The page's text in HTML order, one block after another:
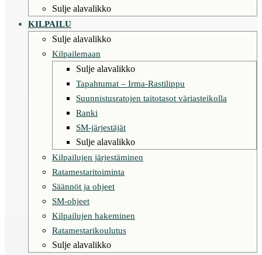
Sulje alavalikko
KILPAILU
Sulje alavalikko
Kilpailemaan
Sulje alavalikko
Tapahtumat – Irma-Rastilippu
Suunnistusratojen taitotasot väriasteikolla
Ranki
SM-järjestäjät
Sulje alavalikko
Kilpailujen järjestäminen
Ratamestaritoiminta
Säännöt ja ohjeet
SM-ohjeet
Kilpailujen hakeminen
Ratamestarikoulutus
Sulje alavalikko